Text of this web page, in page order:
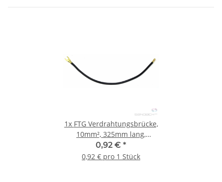
1x FTG Verdrahtungsbrücke,
10mm², 325mm lang,
schwarz, 1x
Gabelkabelschuh, 1x
0,92 € *
0,92 € pro 1 Stück